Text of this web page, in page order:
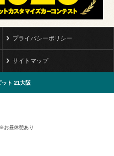
プライバシーポリシー
サイトマップ
ット 21大阪
お昼休憩あり